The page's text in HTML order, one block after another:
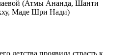
(Атмы Ананда, Шанти
Маде Шри Нади)
детства проявила страсть к